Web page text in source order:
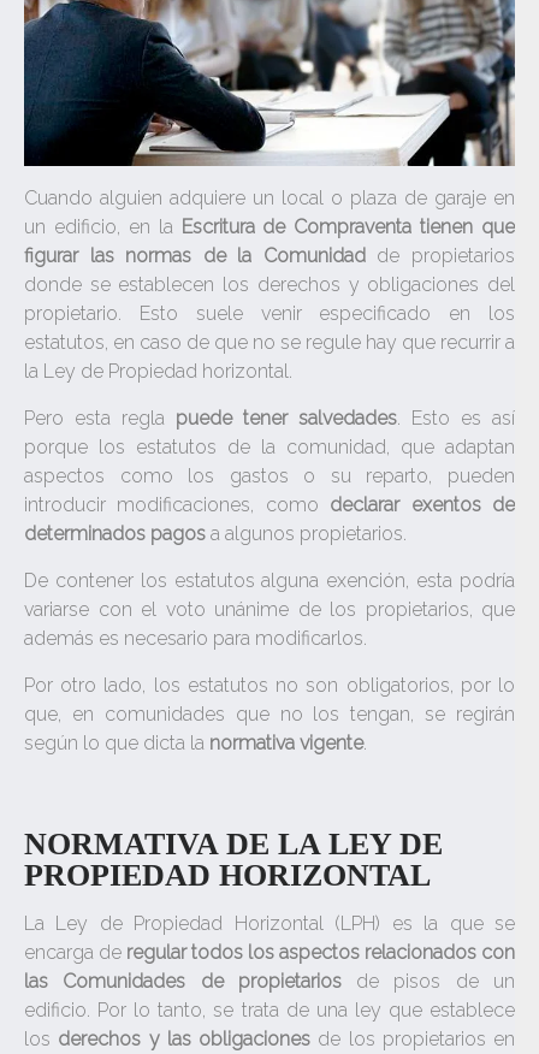
Cuando alguien adquiere un local o plaza de garaje en
un edificio, en la Escritura de Compraventa tienen que
figurar las normas de la Comunidad de propietarios
donde se establecen los derechos y obligaciones del
propietario. Esto suele venir especificado en los
estatutos, en caso de que no se regule hay que recurrir a
la Ley de Propiedad horizontal.
Pero esta regla puede tener salvedades. Esto es así
porque los estatutos de la comunidad, que adaptan
aspectos como los gastos o su reparto, pueden
introducir modificaciones, como declarar exentos de
determinados pagos a algunos propietarios.
De contener los estatutos alguna exención, esta podría
variarse con el voto unánime de los propietarios, que
además es necesario para modificarlos.
Por otro lado, los estatutos no son obligatorios, por lo
que, en comunidades que no los tengan, se regirán
según lo que dicta la normativa vigente.
NORMATIVA DE LA LEY DE
PROPIEDAD HORIZONTAL
La Ley de Propiedad Horizontal (LPH) es la que se
encarga de regular todos los aspectos relacionados con
las Comunidades de propietariosde pisos de un
edificio. Por lo tanto, se trata de una ley que establece
los derechos y las obligaciones de los propietarios en